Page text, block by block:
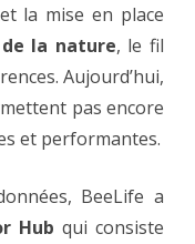
la mise en place
la nature, le fil
Aujourd’hui,
pas encore
et performantes.
BeeLife a
Hub qui consiste